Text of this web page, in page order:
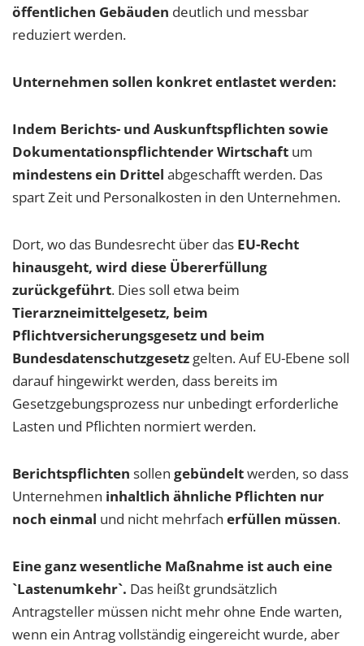
öffentlichen Gebäuden deutlich und messbar
reduziert werden.
Unternehmen sollen konkret entlastet werden:
Indem Berichts- und Auskunftspflichten sowie
Dokumentationspflichtender Wirtschaft um
mindestens ein Drittel abgeschafft werden. Das
spart Zeit und Personalkosten in den Unternehmen.
Dort, wo das Bundesrecht über das EU-Recht
hinausgeht, wird diese Übererfüllung
zurückgeführt. Dies soll etwa beim
Tierarzneimittelgesetz, beim
Pflichtversicherungsgesetz und beim
Bundesdatenschutzgesetz gelten. Auf EU-Ebene soll
darauf hingewirkt werden, dass bereits im
Gesetzgebungsprozess nur unbedingt erforderliche
Lasten und Pflichten normiert werden.
Berichtspflichten sollen gebündeltwerden, so dass
Unternehmen inhaltlich ähnliche Pflichten nur
noch einmal und nicht mehrfach erfüllen müssen.
Eine ganz wesentliche Maßnahme ist auch eine
`Lastenumkehr`. Das heißt grundsätzlich
Antragsteller müssen nicht mehr ohne Ende warten,
wenn ein Antrag vollständig eingereicht wurde, aber